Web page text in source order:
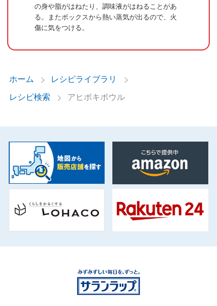
の身や脂がはねたり、調味液がはねることがあ
る。またボックスから熱い蒸気が出るので、火
傷に気をつける。
ホーム
レシピライブラリ
レシピ検索
アヒポキボウル